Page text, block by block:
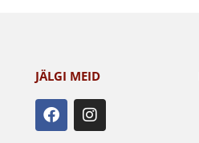
JÄLGI MEID
F
a
c
I
n
s